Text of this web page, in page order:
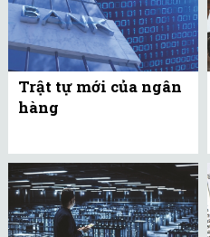
Trật tự mới của ngân
hàng